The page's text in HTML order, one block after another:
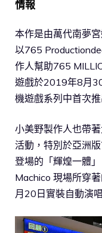
情報
本作是由萬代南夢
以765
作人幫助765
遊戲於2019年8月
機遊戲系列中首次推
小美野製作人也帶
活動，特別於亞洲
登場的「輝煌一體
Machico 現場所穿
月20日實裝自動演